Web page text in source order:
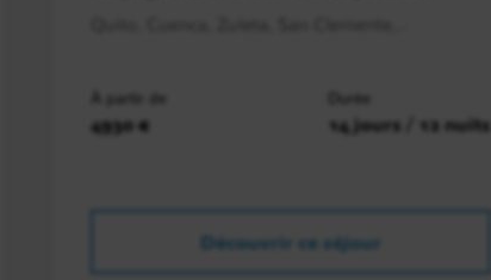
À partir de
4930 €
Durée
14 jours / 12 nuits
Découvrir ce séjour